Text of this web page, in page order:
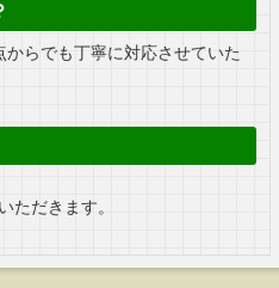
らでも丁寧に対応させていた
ただきます。